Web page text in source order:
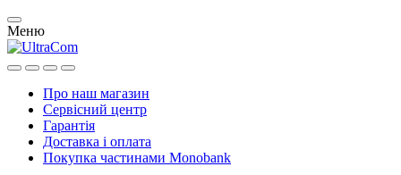
Меню
Про наш магазин
Сервісний центр
Гарантія
Доставка і оплата
Покупка частинами Monobank